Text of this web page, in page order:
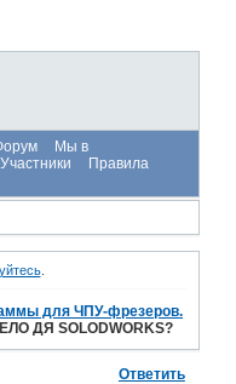
Мы в
Участники
Правила
.
для ЧПУ-фрезеров.
ДЯ SOLODWORKS?
Ответить